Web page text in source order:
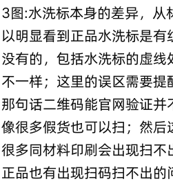
3图:水洗标本身的差异，从
以明显看到正品水洗标是
没有的，包括水洗标的虚线
不一样；这里的误区需要提
那句话二维码能官网验证并
像很多假货也可以扫；然后
很多同材料印刷会出现扫不
正品也有出现扫码扫不出的